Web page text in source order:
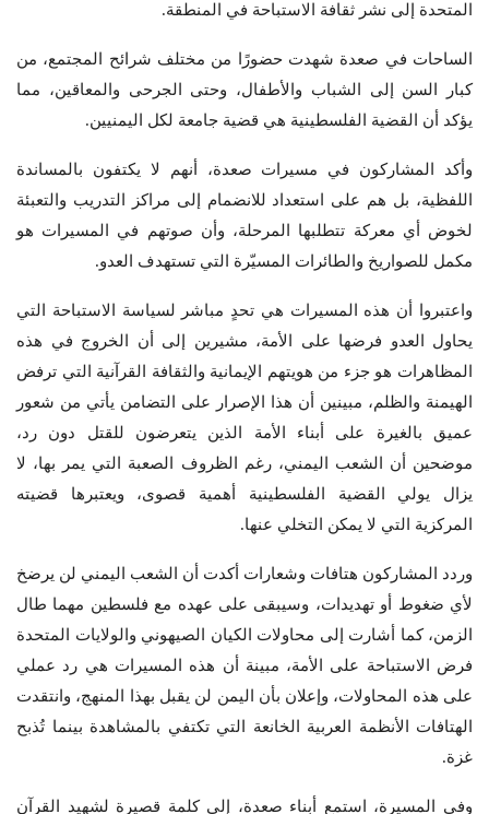
المتحدة إلى نشر ثقافة الاستباحة في المنطقة.
الساحات في صعدة شهدت حضورًا من مختلف شرائح المجتمع، من
كبار السن إلى الشباب والأطفال، وحتى الجرحى والمعاقين، مما
يؤكد أن القضية الفلسطينية هي قضية جامعة لكل اليمنيين.
وأكد المشاركون في مسيرات صعدة، أنهم لا يكتفون بالمساندة
اللفظية، بل هم على استعداد للانضمام إلى مراكز التدريب والتعبئة
لخوض أي معركة تتطلبها المرحلة، وأن صوتهم في المسيرات هو
مكمل للصواريخ والطائرات المسيّرة التي تستهدف العدو.
واعتبروا أن هذه المسيرات هي تحدٍ مباشر لسياسة الاستباحة التي
يحاول العدو فرضها على الأمة، مشيرين إلى أن الخروج في هذه
المظاهرات هو جزء من هويتهم الإيمانية والثقافة القرآنية التي ترفض
الهيمنة والظلم، مبينين أن هذا الإصرار على التضامن يأتي من شعور
عميق بالغيرة على أبناء الأمة الذين يتعرضون للقتل دون رد،
موضحين أن الشعب اليمني، رغم الظروف الصعبة التي يمر بها، لا
يزال يولي القضية الفلسطينية أهمية قصوى، ويعتبرها قضيته
المركزية التي لا يمكن التخلي عنها.
وردد المشاركون هتافات وشعارات أكدت أن الشعب اليمني لن يرضخ
لأي ضغوط أو تهديدات، وسيبقى على عهده مع فلسطين مهما طال
الزمن، كما أشارت إلى محاولات الكيان الصيهوني والولايات المتحدة
فرض الاستباحة على الأمة، مبينة أن هذه المسيرات هي رد عملي
على هذه المحاولات، وإعلان بأن اليمن لن يقبل بهذا المنهج، وانتقدت
الهتافات الأنظمة العربية الخانعة التي تكتفي بالمشاهدة بينما تُذبح
غزة.
وفي المسيرة، استمع أبناء صعدة، إلى كلمة قصيرة لشهيد القرآن